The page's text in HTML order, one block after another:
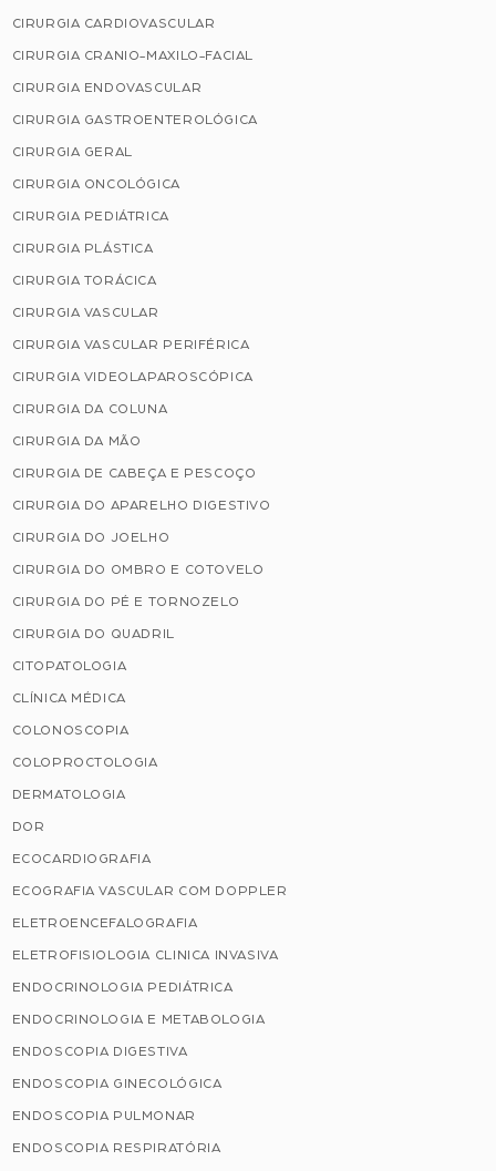
CIRURGIA CARDIOVASCULAR
CIRURGIA CRANIO-MAXILO-FACIAL
CIRURGIA ENDOVASCULAR
CIRURGIA GASTROENTEROLÓGICA
CIRURGIA GERAL
CIRURGIA ONCOLÓGICA
CIRURGIA PEDIÁTRICA
CIRURGIA PLÁSTICA
CIRURGIA TORÁCICA
CIRURGIA VASCULAR
CIRURGIA VASCULAR PERIFÉRICA
CIRURGIA VIDEOLAPAROSCÓPICA
CIRURGIA DA COLUNA
CIRURGIA DA MÃO
CIRURGIA DE CABEÇA E PESCOÇO
CIRURGIA DO APARELHO DIGESTIVO
CIRURGIA DO JOELHO
CIRURGIA DO OMBRO E COTOVELO
CIRURGIA DO PÉ E TORNOZELO
CIRURGIA DO QUADRIL
CITOPATOLOGIA
CLÍNICA MÉDICA
COLONOSCOPIA
COLOPROCTOLOGIA
DERMATOLOGIA
DOR
ECOCARDIOGRAFIA
ECOGRAFIA VASCULAR COM DOPPLER
ELETROENCEFALOGRAFIA
ELETROFISIOLOGIA CLINICA INVASIVA
ENDOCRINOLOGIA PEDIÁTRICA
ENDOCRINOLOGIA E METABOLOGIA
ENDOSCOPIA DIGESTIVA
ENDOSCOPIA GINECOLÓGICA
ENDOSCOPIA PULMONAR
ENDOSCOPIA RESPIRATÓRIA